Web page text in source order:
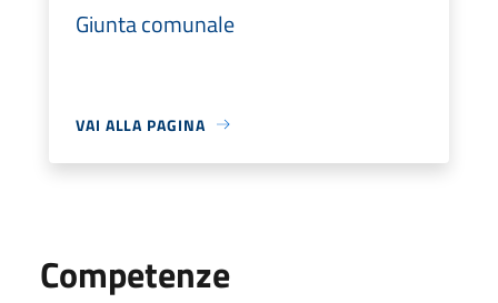
Giunta comunale
VAI ALLA PAGINA
Competenze